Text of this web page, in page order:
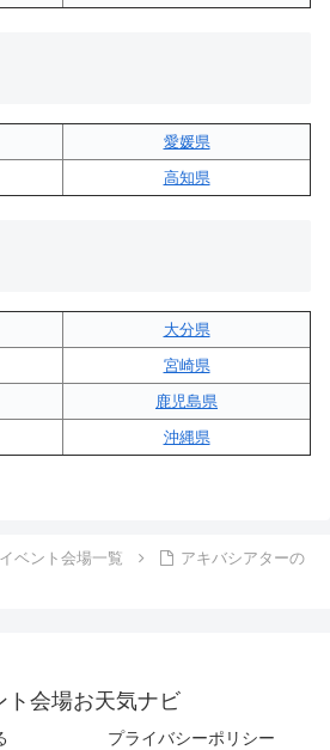
愛媛県
高知県
大分県
宮崎県
鹿児島県
沖縄県
ベント会場一覧
アキバシアターの
ト会場お天気ナビ
プライバシーポリシー